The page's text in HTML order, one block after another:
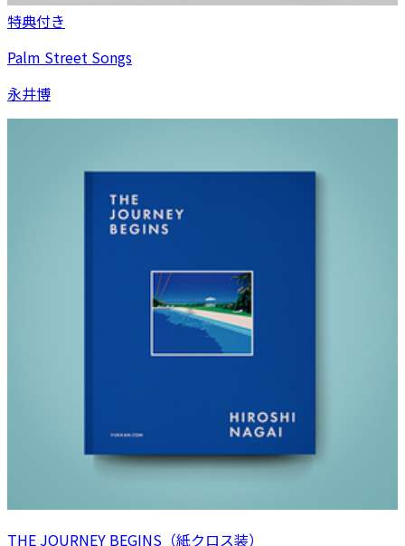
特典付き
Palm Street Songs
永井博
THE JOURNEY BEGINS（紙クロス装）